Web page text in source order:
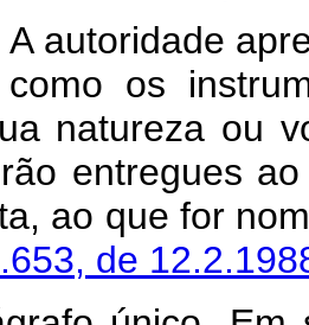
A autoridade
os
natureza ou
entregues
ao que for
de